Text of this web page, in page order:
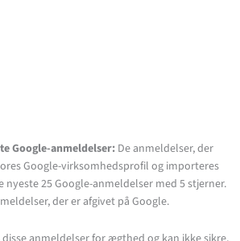
Google-anmeldelser: De anmeldelser, der
Google-virksomhedsprofil og importeres
nyeste 25 Google-anmeldelser med 5 stjerner.
der er afgivet på Google.